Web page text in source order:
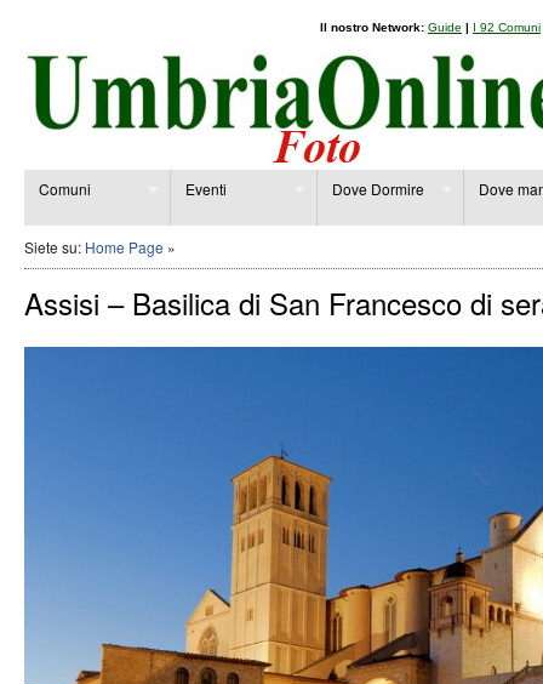
Il nostro Network: Guide | I 92 Comuni
Comuni Eventi Dove Dormire Dove
Siete su: Home Page »
Assisi – Basilica di San Francesco di